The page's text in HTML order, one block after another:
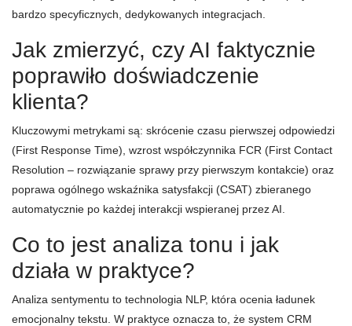
bardzo specyficznych, dedykowanych integracjach.
Jak zmierzyć, czy AI faktycznie
poprawiło doświadczenie
klienta?
Kluczowymi metrykami są: skrócenie czasu pierwszej odpowiedzi
(First Response Time), wzrost współczynnika FCR (First Contact
Resolution – rozwiązanie sprawy przy pierwszym kontakcie) oraz
poprawa ogólnego wskaźnika satysfakcji (CSAT) zbieranego
automatycznie po każdej interakcji wspieranej przez AI.
Co to jest analiza tonu i jak
działa w praktyce?
Analiza sentymentu to technologia NLP, która ocenia ładunek
emocjonalny tekstu. W praktyce oznacza to, że system CRM